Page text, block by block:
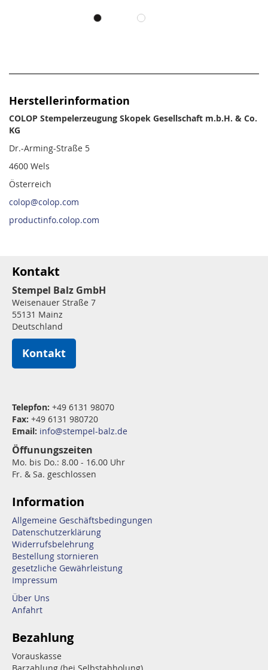
Herstellerinformation
COLOP Stempelerzeugung Skopek Gesellschaft m.b.H. & Co.
KG
Dr.-Arming-Straße 5
4600 Wels
Österreich
colop@colop.com
productinfo.colop.com
Kontakt
Stempel Balz GmbH
Weisenauer Straße 7
55131 Mainz
Deutschland
Kontakt
Telepfon: +49 6131 98070
Fax: +49 6131 980720
Email: info@stempel-balz.de
Öffunungszeiten
Mo. bis Do.: 8.00 - 16.00 Uhr
Fr. & Sa. geschlossen
Information
Allgemeine Geschäftsbedingungen
Datenschutzerklärung
Widerrufsbelehrung
Bestellung stornieren
gesetzliche Gewährleistung
Impressum
Über Uns
Anfahrt
Bezahlung
Vorauskasse